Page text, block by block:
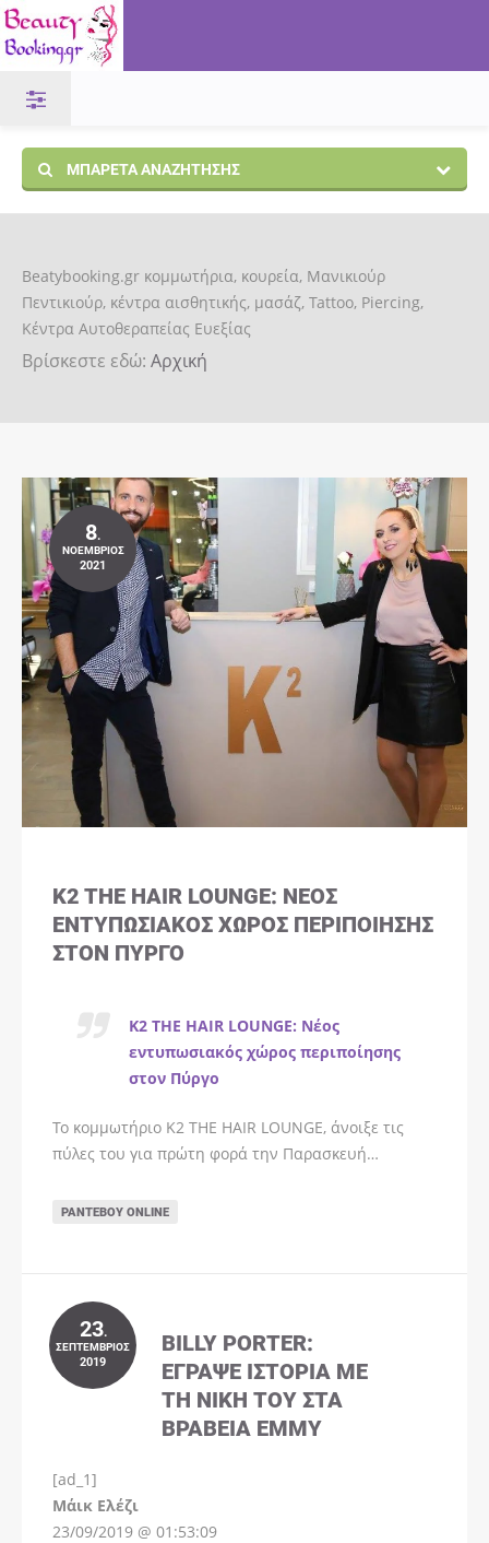
ΜΠΑΡΈΤΑ ΑΝΑΖΉΤΗΣΗΣ
Beatybooking.gr κομμωτήρια, κουρεία, Μανικιούρ
Πεντικιούρ, κέντρα αισθητικής, μασάζ, Tattoo, Piercing,
Κέντρα Αυτοθεραπείας Ευεξίας
Βρίσκεστε εδώ: Αρχική
8.
ΝΟΈΜΒΡΙΟΣ
2021
K2 THE HAIR LOUNGE: ΝΈΟΣ
ΕΝΤΥΠΩΣΙΑΚΌΣ ΧΏΡΟΣ ΠΕΡΙΠΟΊΗΣΗΣ
ΣΤΟΝ ΠΎΡΓΟ
K2 THE HAIR LOUNGE: Νέος
εντυπωσιακός χώρος περιποίησης
στον Πύργο
Το κομμωτήριο K2 THE HAIR LOUNGE, άνοιξε τις
πύλες του για πρώτη φορά την Παρασκευή…
ΡΑΝΤΕΒΟΎ ONLINE
23.
ΣΕΠΤΈΜΒΡΙΟΣ
2019
BILLY PORTER:
ΈΓΡΑΨΕ ΙΣΤΟΡΊΑ ΜΕ
ΤΗ ΝΊΚΗ ΤΟΥ ΣΤΑ
ΒΡΑΒΕΊΑ EMMY
[ad_1]
Μάικ ΕλέζιInstagram
23/09/2019 @ 01:53:09